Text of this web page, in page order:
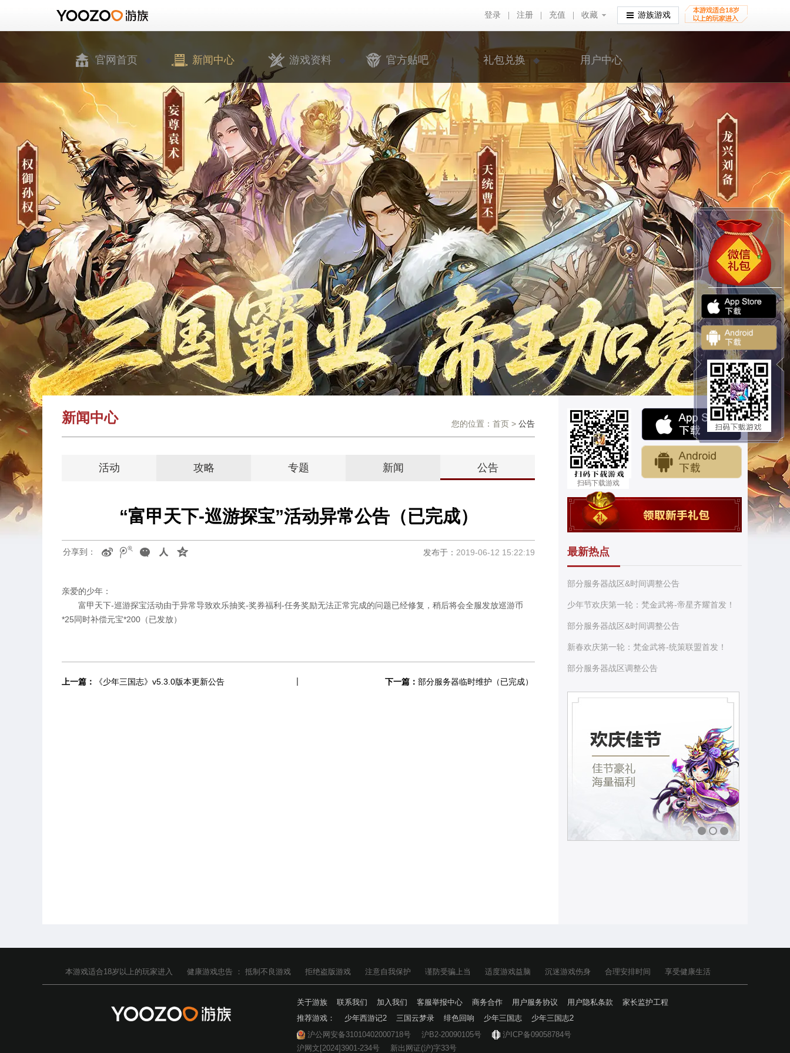
登录 注册 充值 收藏
收藏 游族游戏
官网首页 新闻中心 游戏资料 官方贴吧 礼包兑换 用户中心
新闻中心 您的位置： 首页 > 公告
活动 攻略 专题 新闻 公告
“富甲天下-巡游探宝”活动异常公告（已完成）
发布于： 2019-06-12 15:22:19
分享到：
亲爱的少年：
富甲天下-巡游探宝活动由于异常导致欢乐抽奖-奖券福利-任务奖励无法正常完成的问题已经修复，稍后将会全服发放巡游币
*25同时补偿元宝*200（已发放）
上一篇： 《少年三国志》v5.3.0版本更新公告 下一篇： 部分服务器临时维护（已完成）
扫码下载游戏
最新热点
部分服务器战区&时间调整公告
少年节欢庆第一轮：梵金武将-帝星齐耀首发！
部分服务器战区&时间调整公告
新春欢庆第一轮：梵金武将-统策联盟首发！
部分服务器战区调整公告
本游戏适合18岁以上的玩家进入 健康游戏忠告 ： 抵制不良游戏 拒绝盗版游戏 注意自我保护 谨防受骗上当 适度游戏益脑 沉迷游戏伤身 合理安排时间 享受健康生活
关于游族 联系我们 加入我们 客服举报中心 商务合作 用户服务协议 用户隐私条款
家长监护工程
推荐游戏：
少年西游记2 三国云梦录 绯色回响 少年三国志
少年三国志2
沪公网安备31010402000718号
沪B2-20090105号
沪ICP备09058784号
沪网文[2024]3901-234号
新出网证(沪)字33号